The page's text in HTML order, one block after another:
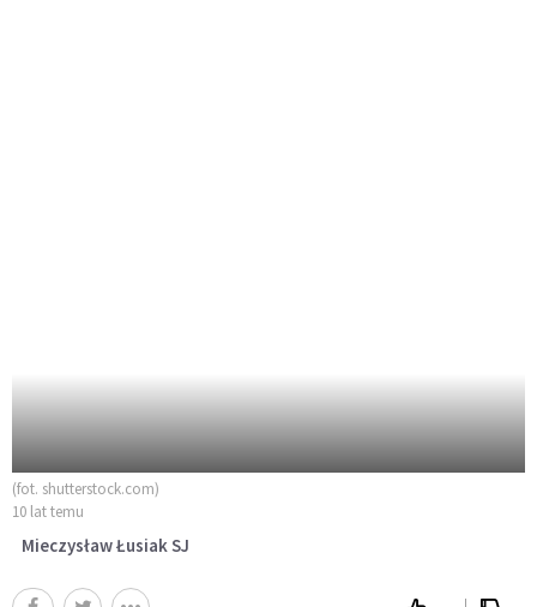
(fot. shutterstock.com)
10 lat temu
Mieczysław Łusiak SJ